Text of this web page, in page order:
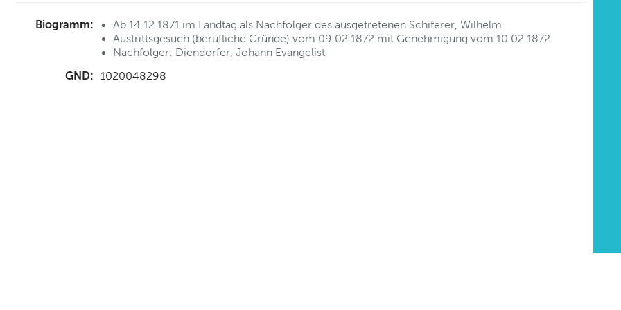
Biogramm:
Ab 14.12.1871 im Landtag als Nachfolger des ausgetretenen Schiferer, Wilhelm
Austrittsgesuch (berufliche Gründe) vom 09.02.1872 mit Genehmigung vom 10.02.1872
Nachfolger: Diendorfer, Johann Evangelist
GND: 1020048298